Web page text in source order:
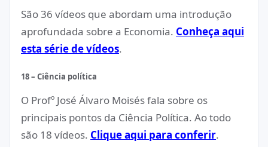
São 36 vídeos que abordam uma introdução
aprofundada sobre a Economia. Conheça aqui
esta série de vídeos.
18 – Ciência política
O Profº José Álvaro Moisés fala sobre os
principais pontos da Ciência Política. Ao todo
são 18 vídeos. Clique aqui para conferir.